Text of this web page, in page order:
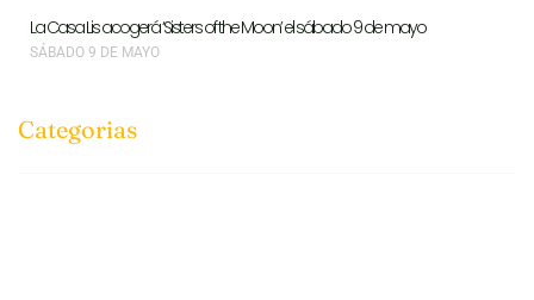
La Casa Lis acogerá ‘Sisters of the Moon’ el sábado 9 de mayo
SÁBADO 9 DE MAYO
Categorias